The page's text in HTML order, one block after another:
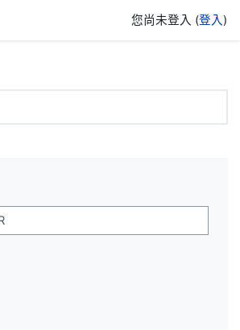
您尚未登入 (登入)